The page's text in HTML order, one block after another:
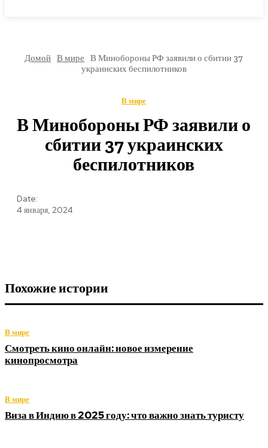
Домой В мире
В Минобороны РФ заявили о сбитии 37
украинских беспилотников
В мире
В Минобороны РФ заявили о
сбитии 37 украинских
беспилотников
Date:
4 января, 2024
Похожие истории
В мире
Смотреть кино онлайн: новое измерение
кинопросмотра
В мире
Виза в Индию в 2025 году: что важно знать туристу